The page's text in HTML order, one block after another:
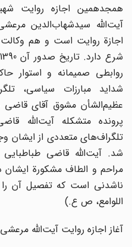
همجدهمین اجازه روایت
آیت‌الله سیدشهاب‌الدین
اجازة روایت است و هم وکالت
روابطی صمیمانه و استوار
شداید مبارزات سیاسی،
عظیم‌الشأن مشوق آقای قاضی
پرونده متشکله آیت‌الله
تلگراف‌های متعددی از ایشان
شد. آیت‌الله قاضی طباطبایی
مراحم و الطاف مشکورة ایشان
ناشدنی است که تفصیل آن را
اللوامع، ص ع.)
آغاز اجازه روایت آیت‌الله